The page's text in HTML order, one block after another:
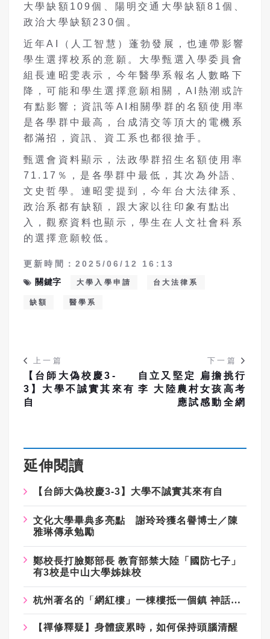
大學缺額109個、陽明交通大學缺額81個、
政治大學缺額230個。
近年AI（人工智慧）蓬勃發展，也連帶影響
學生選擇校系的意願。大學甄選入學委員會
組長連昭雯表示，今年醫學系報名人數略下
降，可能和學生選擇意願相關，AI熱潮或許
有點影響；資訊等AI相關學群的名額使用率
是各學群中最高，台成清交等頂大的電機系
都滿招，資訊、資工系也都很搶手。
甄選會資料顯示，法政學群招生名額使用率
71.17％，是各學群中最低，其次為外語、
文史哲學。連昭雯提到，今年台大法律系、
政治系都有缺額，跟大家以往印象有點出
入，觀察資料也顯示，學生在人文社會科系
的選擇意願較低。
更新時間：2025/06/12 16:13
關鍵字
大學入學申請 台大法律系
缺額 醫學系
上一篇
【台師大偽校慶3-
3】大學不誠實其來有
自
下一篇
自立又堅定 扁擔挑行
李 大陸農村女孩高考
應試感動全網
延伸閱讀
【台師大偽校慶3-3】大學不誠實其來有自
文化大學畢典多亮點 謝玲玲獲名譽博士／陳
雅琳傳承勉勵
鄭校長打臉鄭部長 教育部禁大陸「國防七子」
有3校是中山大學姊妹校
杭州著名的「網紅樓」一棟樓抵一個鎮 神話已幻滅
【禪修釋疑】身體疲累時，如何保持頭腦清醒